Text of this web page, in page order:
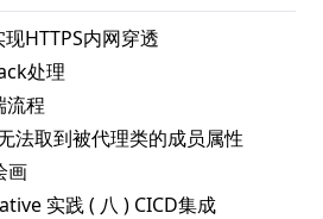
HTTPS内网穿透
处理
流程
法取到被代理类的成员属性
画
实践 ( 八 ) CICD集成